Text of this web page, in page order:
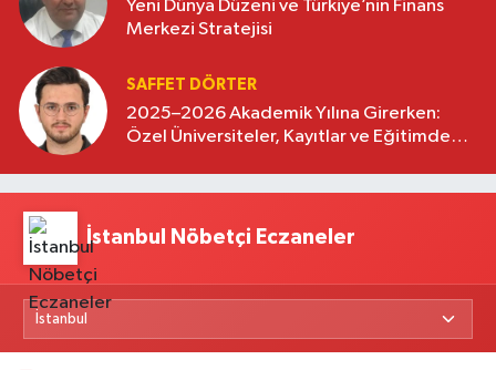
Yeni Dünya Düzeni ve Türkiye’nin Finans
Merkezi Stratejisi
SAFFET DÖRTER
2025–2026 Akademik Yılına Girerken:
Özel Üniversiteler, Kayıtlar ve Eğitimde
İstanbul Nöbetçi Eczaneler